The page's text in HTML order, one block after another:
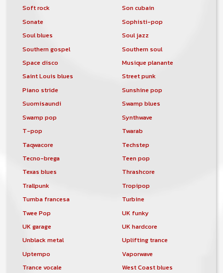
Soft rock
Son cubain
Sonate
Sophisti-pop
Soul blues
Soul jazz
Southern gospel
Southern soul
Space disco
Musique planante
Saint Louis blues
Street punk
Piano stride
Sunshine pop
Suomisaundi
Swamp blues
Swamp pop
Synthwave
T-pop
Twarab
Taqwacore
Techstep
Tecno-brega
Teen pop
Texas blues
Thrashcore
Trallpunk
Tropipop
Tumba francesa
Turbine
Twee Pop
UK funky
UK garage
UK hardcore
Unblack metal
Uplifting trance
Uptempo
Vaporwave
Trance vocale
West Coast blues